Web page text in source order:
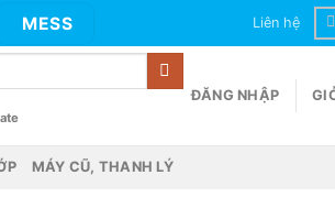
MESS Liên hệ
ĐĂNG NHẬP
MÁY CŨ, THANH LÝ